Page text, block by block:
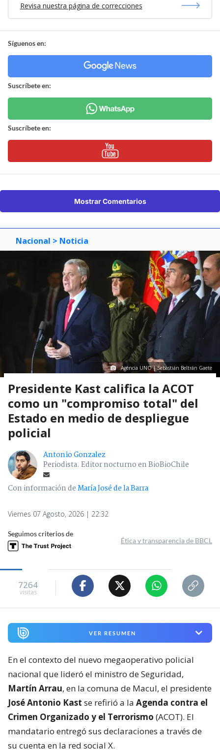
Revisa nuestra página de correcciones
Síguenos en:
Suscríbete en:
Suscríbete en:
Mostrar Comentarios
Nacional > Noticia
Agencia UNO | Sebastián Beltrán Gaete
Presidente Kast califica la ACOT
como un "compromiso total" del
Estado en medio de despliegue
policial
Antonio Gonzalez
Periodista. Editor nocturno en BioBioChile
Con información deMaría José de la Barra
Viernes 07 Agosto, 2026 | 22:32
Seguimos criterios de
Ética y transparencia de BBCL
7264
visitas
VER RESUMEN
En el contexto del nuevo megaoperativo policial
nacional que lideró el ministro de Seguridad,
Martín Arrau, en la comuna de Macul, el presidente
José Antonio Kast se refirió a la Agenda contra el
Crimen Organizado y el Terrorismo (ACOT). El
mandatario entregó sus declaraciones a través de
su cuenta en la red social X.